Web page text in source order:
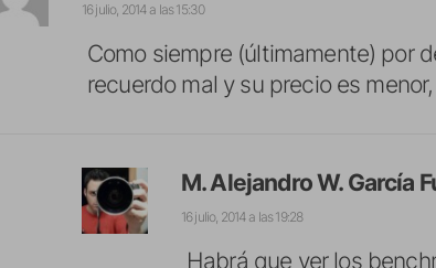
16 julio, 2014 a las 15:30
Como siempre (últimamente) por
recuerdo mal y su precio es
M. Alejandro W. García
16 julio, 2014 a las 19:28
Habrá que ver los